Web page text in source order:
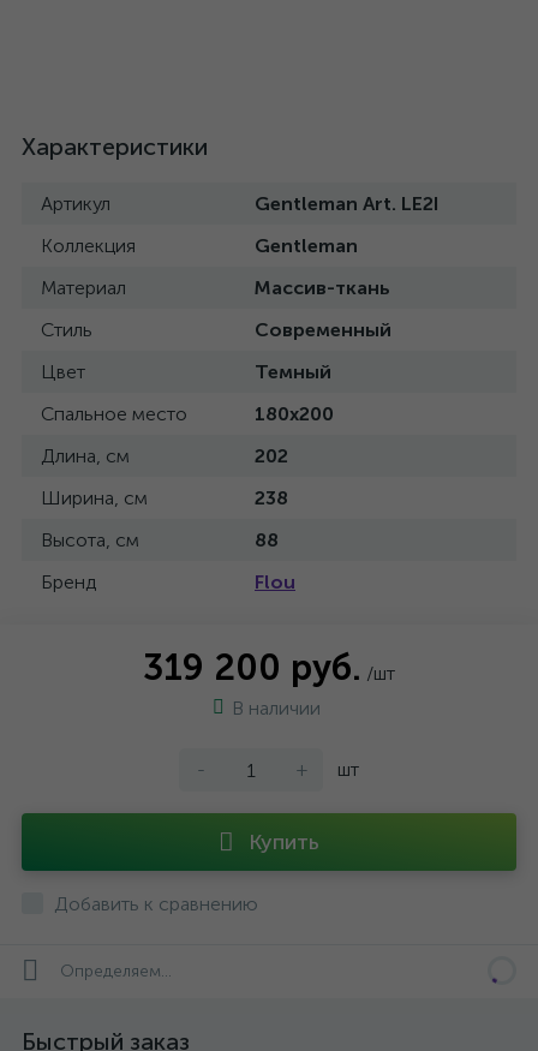
Характеристики
Артикул
Gentleman Art. LE2I
Коллекция
Gentleman
Материал
Массив-ткань
Стиль
Современный
Цвет
Темный
Спальное место
180x200
Длина, см
202
Ширина, см
238
Высота, см
88
Бренд
Flou
319 200 руб. /шт
В наличии
- + шт
Купить
Добавить к сравнению
Определяем...
Быстрый заказ